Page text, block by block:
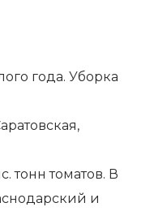
года. Уборка
тонн томатов. В
и